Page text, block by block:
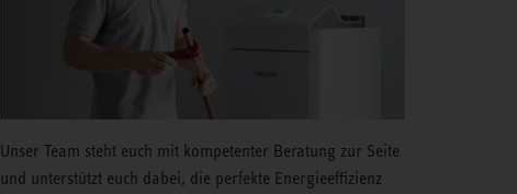
Unser Team steht euch mit kompetenter Beratung zur Seite
und unterstützt euch dabei, die perfekte Energieeffizienz